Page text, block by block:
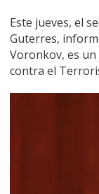
Este jueves, el
Guterres,
Voronkov, es un
contra el